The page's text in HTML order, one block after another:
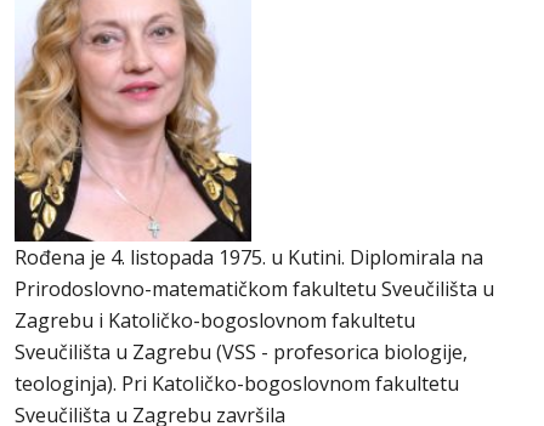
Rođena je 4. listopada 1975. u Kutini. Diplomirala na
Prirodoslovno-matematičkom fakultetu Sveučilišta u
Zagrebu i Katoličko-bogoslovnom fakultetu
Sveučilišta u Zagrebu (VSS - profesorica biologije,
teologinja). Pri Katoličko-bogoslovnom fakultetu
Sveučilišta u Zagrebu završila